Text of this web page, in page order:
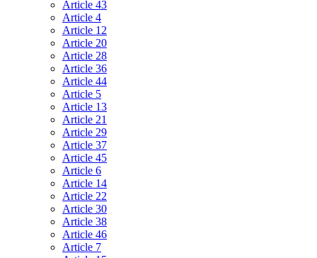
Article 43
Article 4
Article 12
Article 20
Article 28
Article 36
Article 44
Article 5
Article 13
Article 21
Article 29
Article 37
Article 45
Article 6
Article 14
Article 22
Article 30
Article 38
Article 46
Article 7